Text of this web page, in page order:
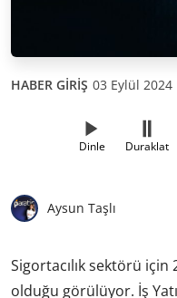
HABER GİRİŞ 03 Eylül 2024
Dinle Duraklat
Aysun Taşlı
Sigortacılık sektörü için
olduğu görülüyor. İş